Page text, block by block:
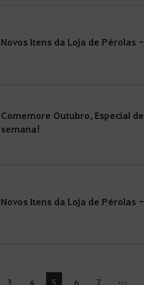
Novos Itens da Loja de Pérolas
Comemore Outubro, Especial
semana!
Novos Itens da Loja de Pérolas
3 4 5 6 7 ...